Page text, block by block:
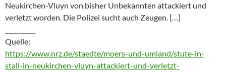
Neukirchen-Vluyn von bisher Unbekannten attackiert und
verletzt worden. Die Polizei sucht auch Zeugen. […]
Quelle:
https://www.nrz.de/staedte/moers-und-umland/stute-in-
stall-in-neukirchen-vluyn-attackiert-und-verletzt-